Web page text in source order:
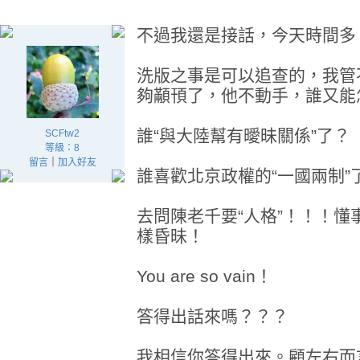
SCFtw2
等級：8
留言｜ 加入好友
不過我還是接話，今天時間多
洗版之事是可以追查的，我
夠顢頇了，他不動手，誰又
誰“與大陸幫有曖昧關係”了？
誰喜歡北京政權的“一國兩制”
去問陳老千要“人格”！！！
樣昏昧！
You are so vain！
答得出話來嗎？？？